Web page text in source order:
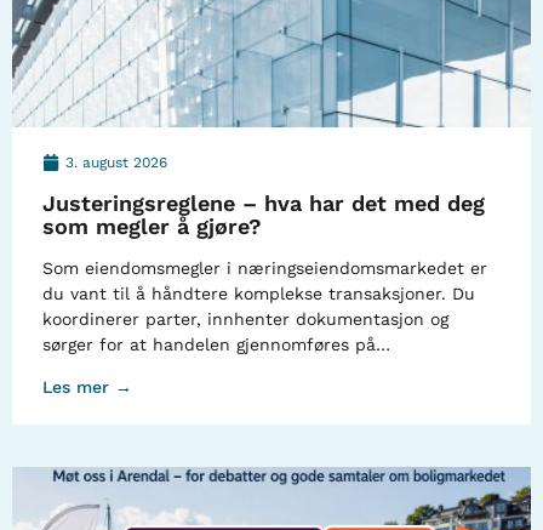
3. august 2026
Justeringsreglene – hva har det med deg
som megler å gjøre?
Som eiendomsmegler i næringseiendomsmarkedet er
du vant til å håndtere komplekse transaksjoner. Du
koordinerer parter, innhenter dokumentasjon og
sørger for at handelen gjennomføres på…
Les mer →